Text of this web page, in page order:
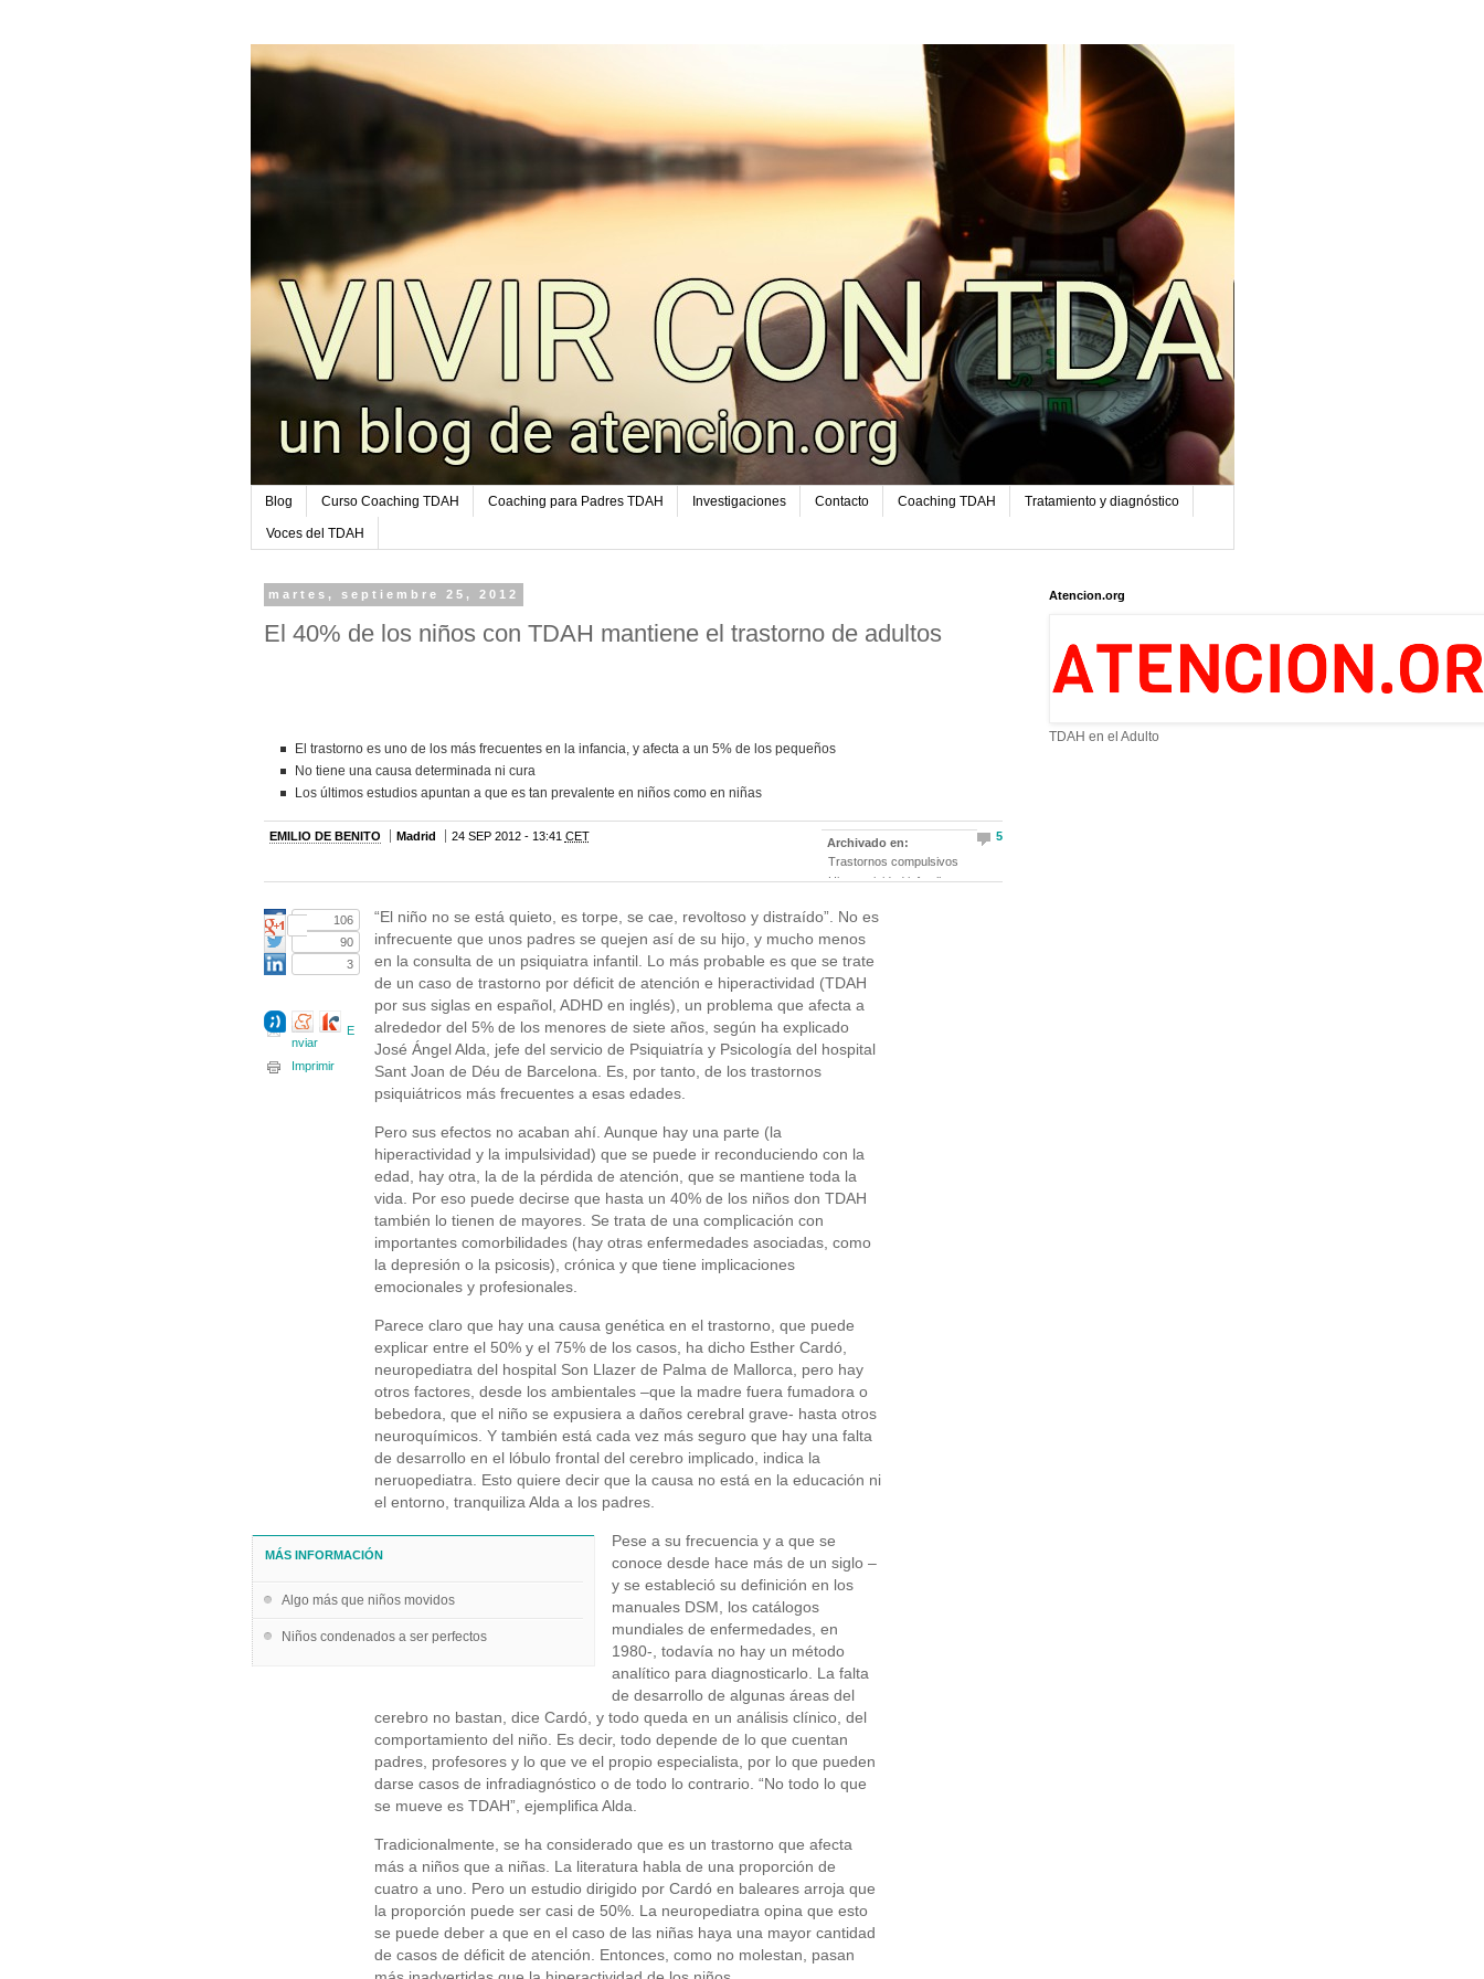
Blog Curso Coaching TDAH Coaching para Padres TDAH Investigaciones Contacto Coaching TDAH Tratamiento y diagnóstico
Voces del TDAH
martes, septiembre 25, 2012
El 40% de los niños con TDAH mantiene el trastorno de adultos
El trastorno es uno de los más frecuentes en la infancia, y afecta a un 5% de los pequeños
No tiene una causa determinada ni cura
Los últimos estudios apuntan a que es tan prevalente en niños como en niñas
EMILIO DE BENITO Madrid 24 SEP 2012 - 13:41 CET 5
Archivado en:
Trastornos compulsivos
Hiperactividad infantil
Diagnóstico médico
Enfermedades mentales
Enfermedades infantiles
Enfermedades
Medicina
106
90
3
E
nviar
Imprimir
“El niño no se está quieto, es torpe, se cae, revoltoso y distraído”. No es
infrecuente que unos padres se quejen así de su hijo, y mucho menos
en la consulta de un psiquiatra infantil. Lo más probable es que se trate
de un caso de trastorno por déficit de atención e hiperactividad (TDAH
por sus siglas en español, ADHD en inglés), un problema que afecta a
alrededor del 5% de los menores de siete años, según ha explicado
José Ángel Alda, jefe del servicio de Psiquiatría y Psicología del hospital
Sant Joan de Déu de Barcelona. Es, por tanto, de los trastornos
psiquiátricos más frecuentes a esas edades.
Pero sus efectos no acaban ahí. Aunque hay una parte (la
hiperactividad y la impulsividad) que se puede ir reconduciendo con la
edad, hay otra, la de la pérdida de atención, que se mantiene toda la
vida. Por eso puede decirse que hasta un 40% de los niños don TDAH
también lo tienen de mayores. Se trata de una complicación con
importantes comorbilidades (hay otras enfermedades asociadas, como
la depresión o la psicosis), crónica y que tiene implicaciones
emocionales y profesionales.
Parece claro que hay una causa genética en el trastorno, que puede
explicar entre el 50% y el 75% de los casos, ha dicho Esther Cardó,
neuropediatra del hospital Son Llazer de Palma de Mallorca, pero hay
otros factores, desde los ambientales –que la madre fuera fumadora o
bebedora, que el niño se expusiera a daños cerebral grave- hasta otros
neuroquímicos. Y también está cada vez más seguro que hay una falta
de desarrollo en el lóbulo frontal del cerebro implicado, indica la
neruopediatra. Esto quiere decir que la causa no está en la educación ni
el entorno, tranquiliza Alda a los padres.
MÁS INFORMACIÓN
Algo más que niños movidos
Niños condenados a ser perfectos
Pese a su frecuencia y a que se
conoce desde hace más de un siglo –
y se estableció su definición en los
manuales DSM, los catálogos
mundiales de enfermedades, en
1980-, todavía no hay un método
analítico para diagnosticarlo. La falta
de desarrollo de algunas áreas del
cerebro no bastan, dice Cardó, y todo queda en un análisis clínico, del
comportamiento del niño. Es decir, todo depende de lo que cuentan
padres, profesores y lo que ve el propio especialista, por lo que pueden
darse casos de infradiagnóstico o de todo lo contrario. “No todo lo que
se mueve es TDAH”, ejemplifica Alda.
Tradicionalmente, se ha considerado que es un trastorno que afecta
más a niños que a niñas. La literatura habla de una proporción de
cuatro a uno. Pero un estudio dirigido por Cardó en baleares arroja que
la proporción puede ser casi de 50%. La neuropediatra opina que esto
se puede deber a que en el caso de las niñas haya una mayor cantidad
de casos de déficit de atención. Entonces, como no molestan, pasan
Atencion.org
TDAH en el Adulto